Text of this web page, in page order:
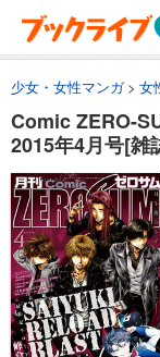
少女・女性マンガ 女
Comic ZERO-
2015年4月号[雑